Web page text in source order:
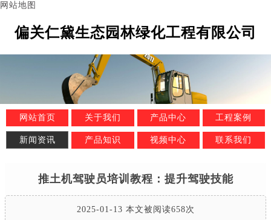
网站地图
偏关仁黛生态园林绿化工程有限公司
网站首页 关于我们 产品中心 工程案例
新闻资讯 产品知识 视频中心 联系我们
推土机驾驶员培训教程：提升驾驶技能
2025-01-13 本文被阅读658次